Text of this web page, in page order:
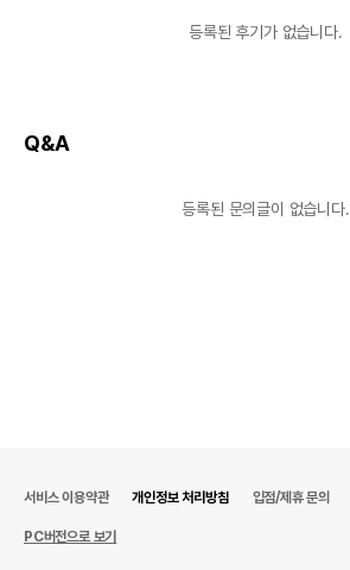
등록된 후기가 없습니다.
Q&A
등록된 문의글이 없습니다.
서비스 이용약관 개인정보 처리방침 입점/제휴 문의
PC버전으로 보기